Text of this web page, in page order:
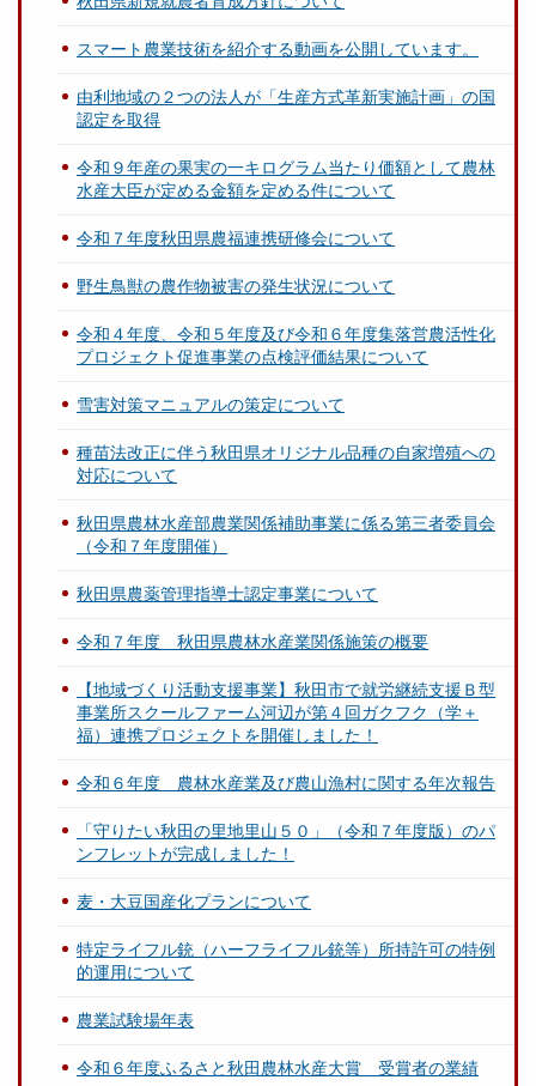
スマート農業技術を紹介する動画を公開しています。
由利地域の２つの法人が「生産方式革新実施計画」の国
認定を取得
令和９年産の果実の一キログラム当たり価額として農林
水産大臣が定める金額を定める件について
令和７年度秋田県農福連携研修会について
野生鳥獣の農作物被害の発生状況について
令和４年度、令和５年度及び令和６年度集落営農活性化
プロジェクト促進事業の点検評価結果について
雪害対策マニュアルの策定について
種苗法改正に伴う秋田県オリジナル品種の自家増殖への
対応について
秋田県農林水産部農業関係補助事業に係る第三者委員会
（令和７年度開催）
秋田県農薬管理指導士認定事業について
令和７年度 秋田県農林水産業関係施策の概要
【地域づくり活動支援事業】秋田市で就労継続支援Ｂ型
事業所スクールファーム河辺が第４回ガクフク（学＋
福）連携プロジェクトを開催しました！
令和６年度 農林水産業及び農山漁村に関する年次報告
「守りたい秋田の里地里山５０」（令和７年度版）のパ
ンフレットが完成しました！
麦・大豆国産化プランについて
特定ライフル銃（ハーフライフル銃等）所持許可の特例
的運用について
農業試験場年表
令和６年度ふるさと秋田農林水産大賞 受賞者の業績